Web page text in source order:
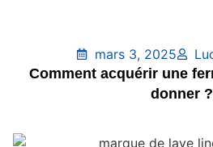
mars 3, 2025
Comment acquérir une
donner ?